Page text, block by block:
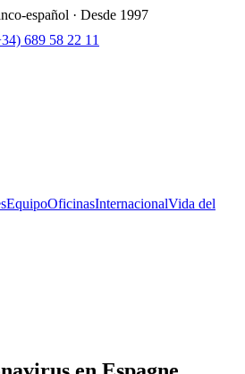
español · Desde 1997
689 58 22 11
EquipoOficinasInternacionalVida del